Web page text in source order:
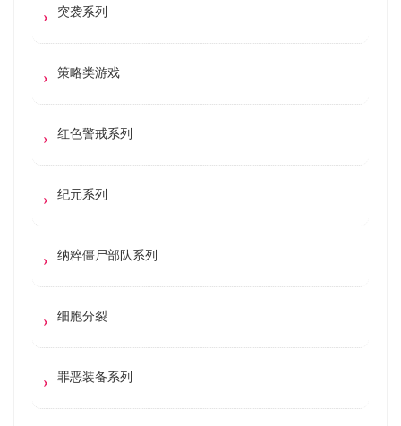
突袭系列
策略类游戏
红色警戒系列
纪元系列
纳粹僵尸部队系列
细胞分裂
罪恶装备系列